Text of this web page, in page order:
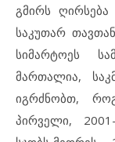
გმირს ღირსება
საკუთარ
სიმარტოეს
მართალია,
იგრძნობთ,
პირველი,